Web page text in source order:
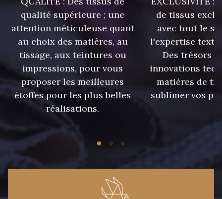
10023 - Brun doré 1279 - Jaune Soleil
10003 - Nankin
5976 - Vert jaspe
5968 - Vert bouteille
7912 - Bleu caban
qualité supérieure ; une
attention méticuleuse quant
au choix des matières, au
tissage, aux teintures ou
impressions, pour vous
proposer les meilleures
étoffes pour les plus belles
réalisations.
de tissus
avec tout le
l'expertise
Des trésors
innovations
matières de
sublimer vos